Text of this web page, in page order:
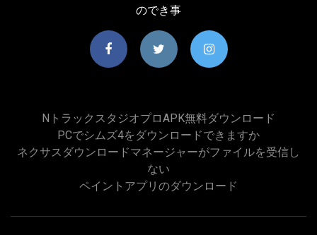
のでき事
NトラックスタジオプロAPK無料ダウンロード
PCでシムズ4をダウンロードできますか
ネクサスダウンロードマネージャーがファイルを受信し
ない
ペイントアプリのダウンロード